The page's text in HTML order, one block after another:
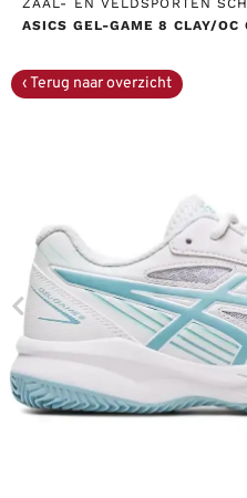
ZAAL- EN VELDSPORTEN
ASICS GEL-GAME 8 CLAY/OC